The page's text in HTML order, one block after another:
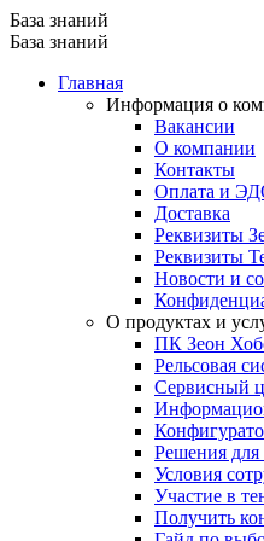
База знаний
База знаний
Главная
Информация о
Вакансии
О компании
Контакты
Оплата и
Доставка
Реквизиты
Реквизиты
Новости и
О продуктах и
ПК Зеон
Рельсовая
Сервисный
Решения для
Условия
Участие в
Получить